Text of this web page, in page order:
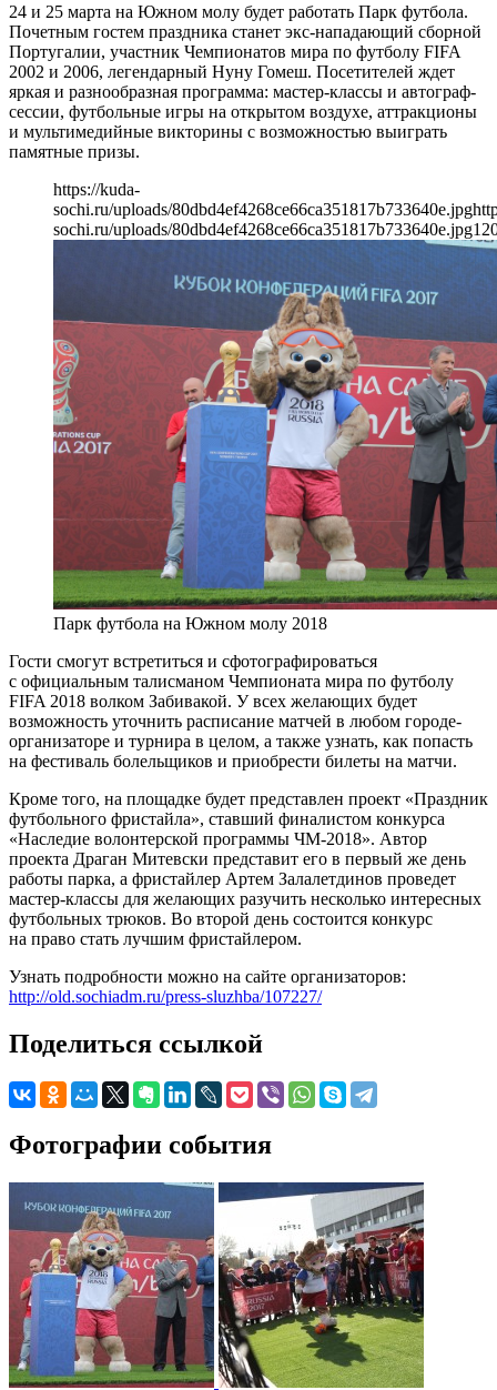
24 и 25 марта на Южном молу будет работать Парк футбола.
Почетным гостем праздника станет экс-нападающий сборной
Португалии, участник Чемпионатов мира по футболу FIFA
2002 и 2006, легендарный Нуну Гомеш. Посетителей ждет
яркая и разнообразная программа: мастер-классы и автограф-
сессии, футбольные игры на открытом воздухе, аттракционы
и мультимедийные викторины с возможностью выиграть
памятные призы.
https://kuda-
sochi.ru/uploads/80dbd4ef4268ce66ca351817b733640e.jpg
sochi.ru/uploads/80dbd4ef4268ce66ca351817b733640e.jpg
Парк футбола на Южном молу 2018
Гости смогут встретиться и сфотографироваться
с официальным талисманом Чемпионата мира по футболу
FIFA 2018 волком Забивакой. У всех желающих будет
возможность уточнить расписание матчей в любом городе-
организаторе и турнира в целом, а также узнать, как попасть
на фестиваль болельщиков и приобрести билеты на матчи.
Кроме того, на площадке будет представлен проект «Праздник
футбольного фристайла», ставший финалистом конкурса
«Наследие волонтерской программы ЧМ-2018». Автор
проекта Драган Митевски представит его в первый же день
работы парка, а фристайлер Артем Залалетдинов проведет
мастер-классы для желающих разучить несколько интересных
футбольных трюков. Во второй день состоится конкурс
на право стать лучшим фристайлером.
Узнать подробности можно на сайте организаторов:
http://old.sochiadm.ru/press-sluzhba/107227/
Поделиться ссылкой
Фотографии события